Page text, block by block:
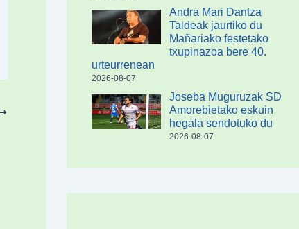
Andra Mari Dantza
Taldeak jaurtiko du
Mañariako festetako
txupinazoa bere 40.
urteurrenean
2026-08-07
Joseba Muguruzak SD
Amorebietako eskuin
hegala sendotuko du
2026-08-07